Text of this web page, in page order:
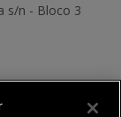
s/n - Bloco 3